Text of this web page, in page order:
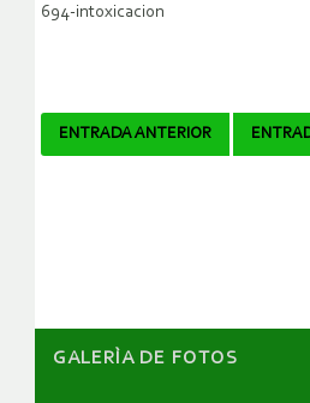
694-intoxicacion
Navegador
ENTRADA ANTERIOR
GALERÌA DE FOTOS